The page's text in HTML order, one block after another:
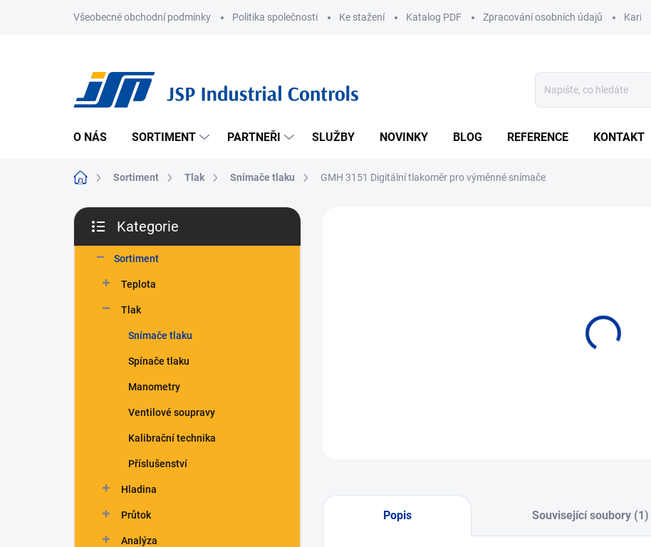
Všeobecné obchodní podmínky Politika společnosti Ke stažení Katalog PDF Zpracování osobních údajů Kariéra
O NÁS SORTIMENT PARTNEŘI SLUŽBY NOVINKY BLOG REFERENCE KONTAKT
Domů Sortiment Tlak Snímače tlaku GMH 3151 Digitální tlakoměr pro výměnné snímače
P
s
kategorie
Kategorie
Sortiment
Teplota
Tlak
Snímače tlaku
Spínače tlaku
Manometry
Ventilové soupravy
Kalibrační technika
Příslušenství
Hladina
Průtok
Analýza
Popis Související soubory (1)